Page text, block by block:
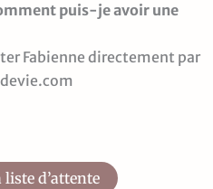
puis-je avoir une
Fabienne directement par
liste d’attente